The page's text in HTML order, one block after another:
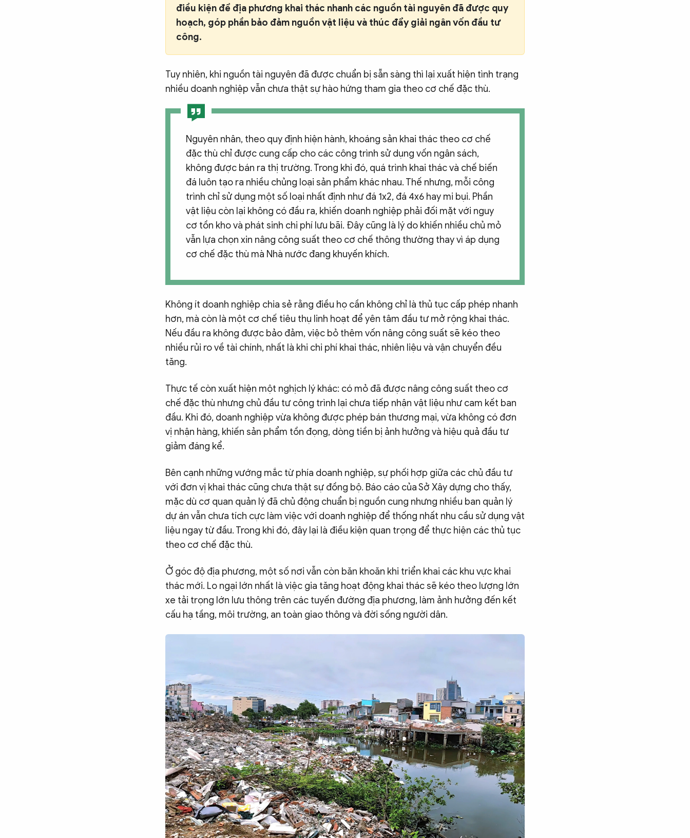
điều kiện để địa phương khai thác nhanh các nguồn tài nguyên đã được quy
hoạch, góp phần bảo đảm nguồn vật liệu và thúc đẩy giải ngân vốn đầu tư
công.
Tuy nhiên, khi nguồn tài nguyên đã được chuẩn bị sẵn sàng thì lại xuất hiện tình trạng
nhiều doanh nghiệp vẫn chưa thật sự hào hứng tham gia theo cơ chế đặc thù.
Nguyên nhân, theo quy định hiện hành, khoáng sản khai thác theo cơ chế
đặc thù chỉ được cung cấp cho các công trình sử dụng vốn ngân sách,
không được bán ra thị trường. Trong khi đó, quá trình khai thác và chế biến
đá luôn tạo ra nhiều chủng loại sản phẩm khác nhau. Thế nhưng, mỗi công
trình chỉ sử dụng một số loại nhất định như đá 1x2, đá 4x6 hay mi bụi. Phần
vật liệu còn lại không có đầu ra, khiến doanh nghiệp phải đối mặt với nguy
cơ tồn kho và phát sinh chi phí lưu bãi. Đây cũng là lý do khiến nhiều chủ mỏ
vẫn lựa chọn xin nâng công suất theo cơ chế thông thường thay vì áp dụng
cơ chế đặc thù mà Nhà nước đang khuyến khích.
Không ít doanh nghiệp chia sẻ rằng điều họ cần không chỉ là thủ tục cấp phép nhanh
hơn, mà còn là một cơ chế tiêu thụ linh hoạt để yên tâm đầu tư mở rộng khai thác.
Nếu đầu ra không được bảo đảm, việc bỏ thêm vốn nâng công suất sẽ kéo theo
nhiều rủi ro về tài chính, nhất là khi chi phí khai thác, nhiên liệu và vận chuyển đều
tăng.
Thực tế còn xuất hiện một nghịch lý khác: có mỏ đã được nâng công suất theo cơ
chế đặc thù nhưng chủ đầu tư công trình lại chưa tiếp nhận vật liệu như cam kết ban
đầu. Khi đó, doanh nghiệp vừa không được phép bán thương mại, vừa không có đơn
vị nhận hàng, khiến sản phẩm tồn đọng, dòng tiền bị ảnh hưởng và hiệu quả đầu tư
giảm đáng kể.
Bên cạnh những vướng mắc từ phía doanh nghiệp, sự phối hợp giữa các chủ đầu tư
với đơn vị khai thác cũng chưa thật sự đồng bộ. Báo cáo của Sở Xây dựng cho thấy,
mặc dù cơ quan quản lý đã chủ động chuẩn bị nguồn cung nhưng nhiều ban quản lý
dự án vẫn chưa tích cực làm việc với doanh nghiệp để thống nhất nhu cầu sử dụng vật
liệu ngay từ đầu. Trong khi đó, đây lại là điều kiện quan trọng để thực hiện các thủ tục
theo cơ chế đặc thù.
Ở góc độ địa phương, một số nơi vẫn còn băn khoăn khi triển khai các khu vực khai
thác mới. Lo ngại lớn nhất là việc gia tăng hoạt động khai thác sẽ kéo theo lượng lớn
xe tải trọng lớn lưu thông trên các tuyến đường địa phương, làm ảnh hưởng đến kết
cấu hạ tầng, môi trường, an toàn giao thông và đời sống người dân.